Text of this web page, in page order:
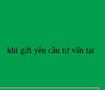
khi gửi yêu cầu tư vấn tại